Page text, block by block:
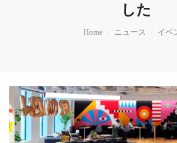
した
Home ニュース イベ